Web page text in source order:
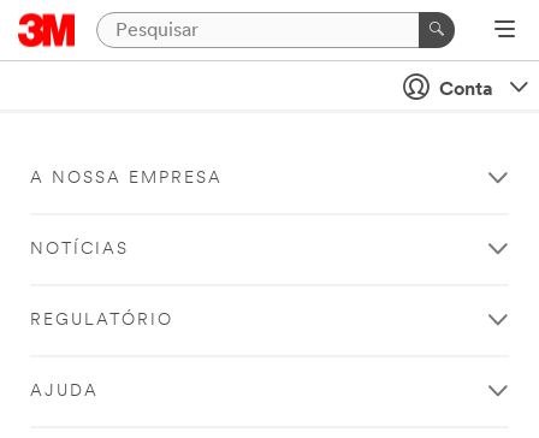
Conta
A NOSSA EMPRESA
NOTÍCIAS
REGULATÓRIO
AJUDA